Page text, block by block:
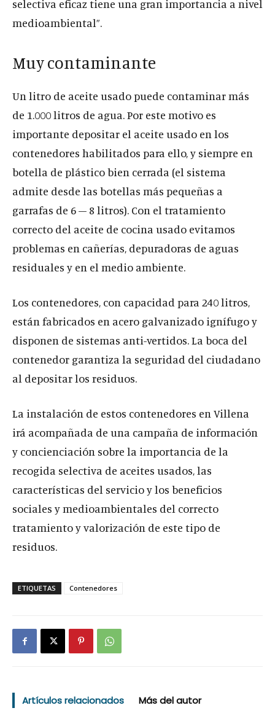
selectiva eficaz tiene una gran importancia a nivel
medioambiental”.
Muy contaminante
Un litro de aceite usado puede contaminar más
de 1.000 litros de agua. Por este motivo es
importante depositar el aceite usado en los
contenedores habilitados para ello, y siempre en
botella de plástico bien cerrada (el sistema
admite desde las botellas más pequeñas a
garrafas de 6 – 8 litros). Con el tratamiento
correcto del aceite de cocina usado evitamos
problemas en cañerías, depuradoras de aguas
residuales y en el medio ambiente.
Los contenedores, con capacidad para 240 litros,
están fabricados en acero galvanizado ignífugo y
disponen de sistemas anti-vertidos. La boca del
contenedor garantiza la seguridad del ciudadano
al depositar los residuos.
La instalación de estos contenedores en Villena
irá acompañada de una campaña de información
y concienciación sobre la importancia de la
recogida selectiva de aceites usados, las
características del servicio y los beneficios
sociales y medioambientales del correcto
tratamiento y valorización de este tipo de
residuos.
ETIQUETAS Contenedores
Artículos relacionados Más del autor